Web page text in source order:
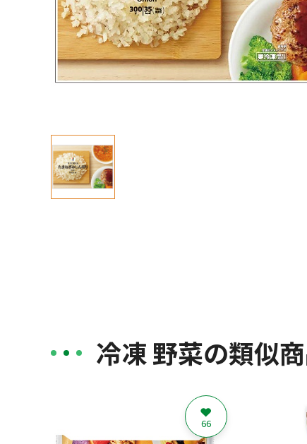
冷凍 野菜の類似
66